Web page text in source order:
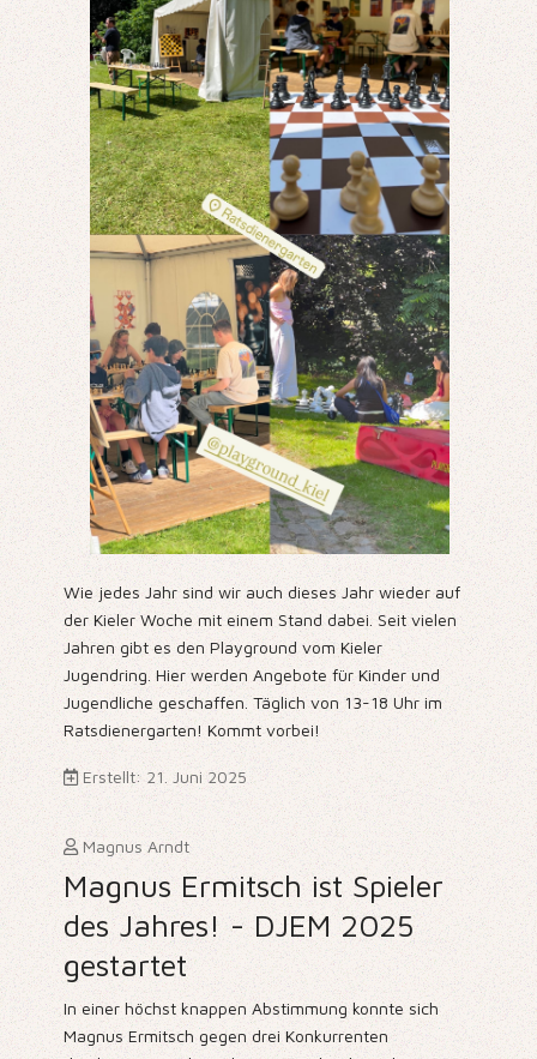
Wie jedes Jahr sind wir auch dieses Jahr wieder auf
der Kieler Woche mit einem Stand dabei. Seit vielen
Jahren gibt es den Playground vom Kieler
Jugendring. Hier werden Angebote für Kinder und
Jugendliche geschaffen. Täglich von 13-18 Uhr im
Ratsdienergarten! Kommt vorbei!
Erstellt: 21. Juni 2025
Magnus Arndt
Magnus Ermitsch ist Spieler
des Jahres! - DJEM 2025
gestartet
In einer höchst knappen Abstimmung konnte sich
Magnus Ermitsch gegen drei Konkurrenten